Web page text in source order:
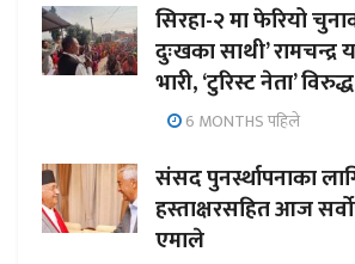
सिरहा-२ मा फेरियो
दुःखका साथी’
भारी, ‘टुरिस्ट नेता’
6 MONTHS पहिले
संसद पुनर्स्थापनाका
हस्ताक्षरसहित आज
एमाले